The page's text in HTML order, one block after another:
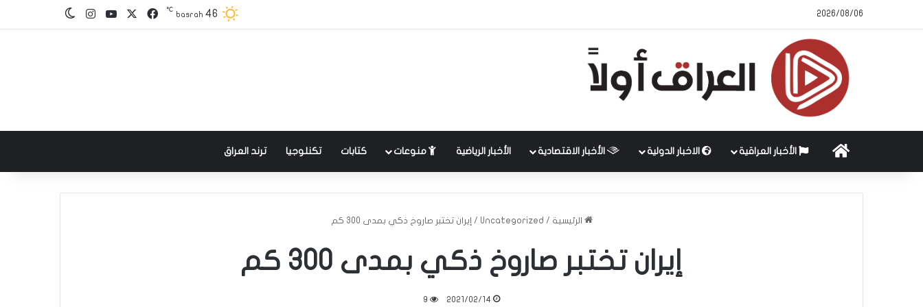
2026/08/06
basrah 46
℃ فيسبوك‫YouTube
انستقرامالوضع المظلم
الرئيسية الأخبار العراقية الاخبار الدولية الأخبار الاقتصادية الأخبار الرياضية منوعات كتابات تكنلوجيا ترند العراق
الرئيسية /
Uncategorized
/ إيران تختبر صاروخ ذكي بمدى 300 كم
إيران تختبر صاروخ ذكي بمدى 300 كم
2021/02/14
9